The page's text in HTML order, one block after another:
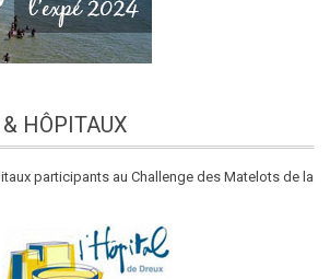
HÔPITAUX
participants au Challenge des Matelots de la